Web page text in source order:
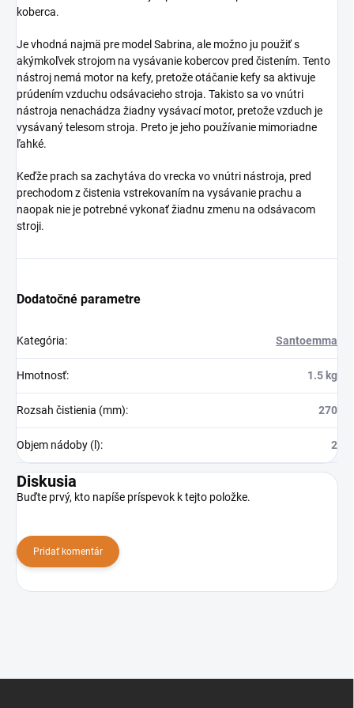
koberca.
Je vhodná najmä pre model Sabrina, ale možno ju použiť s
akýmkoľvek strojom na vysávanie kobercov pred čistením. Tento
nástroj nemá motor na kefy, pretože otáčanie kefy sa aktivuje
prúdením vzduchu odsávacieho stroja. Takisto sa vo vnútri
nástroja nenachádza žiadny vysávací motor, pretože vzduch je
vysávaný telesom stroja. Preto je jeho používanie mimoriadne
ľahké.
Keďže prach sa zachytáva do vrecka vo vnútri nástroja, pred
prechodom z čistenia vstrekovaním na vysávanie prachu a
naopak nie je potrebné vykonať žiadnu zmenu na odsávacom
stroji.
Dodatočné parametre
Kategória: Santoemma
Hmotnosť: 1.5 kg
Rozsah čistienia (mm): 270
Objem nádoby (l): 2
Diskusia
Buďte prvý, kto napíše príspevok k tejto položke.
Pridať komentár